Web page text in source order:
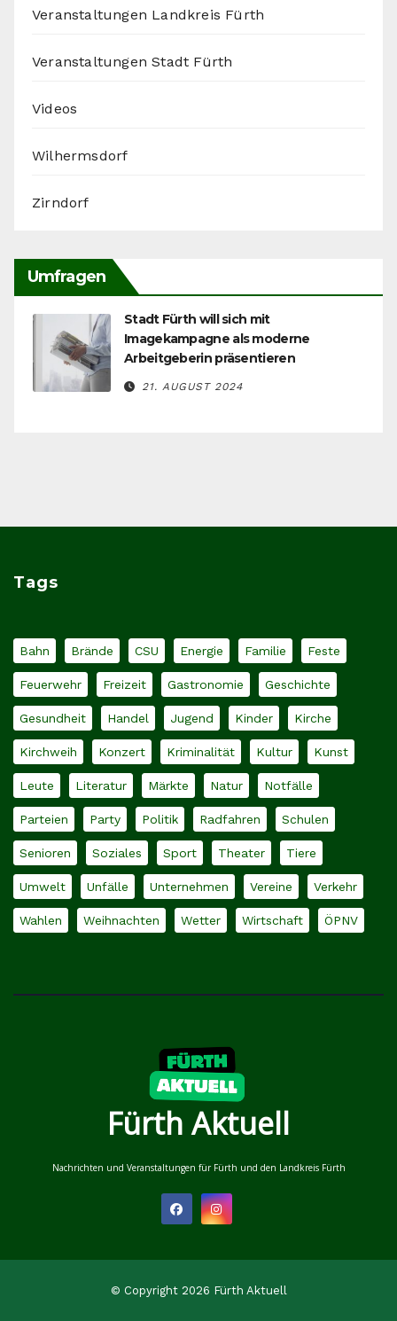
Veranstaltungen Landkreis Fürth
Veranstaltungen Stadt Fürth
Videos
Wilhermsdorf
Zirndorf
Umfragen
Stadt Fürth will sich mit
Imagekampagne als moderne
Arbeitgeberin präsentieren
21. AUGUST 2024
Tags
Bahn Brände CSU Energie Familie Feste
Feuerwehr Freizeit Gastronomie Geschichte
Gesundheit Handel Jugend Kinder Kirche
Kirchweih Konzert Kriminalität Kultur Kunst
Leute Literatur Märkte Natur Notfälle
Parteien Party Politik Radfahren Schulen
Senioren Soziales Sport Theater Tiere
Umwelt Unfälle Unternehmen Vereine Verkehr
Wahlen Weihnachten Wetter Wirtschaft ÖPNV
Fürth Aktuell
Nachrichten und Veranstaltungen für Fürth und den Landkreis Fürth
© Copyright 2026 Fürth Aktuell